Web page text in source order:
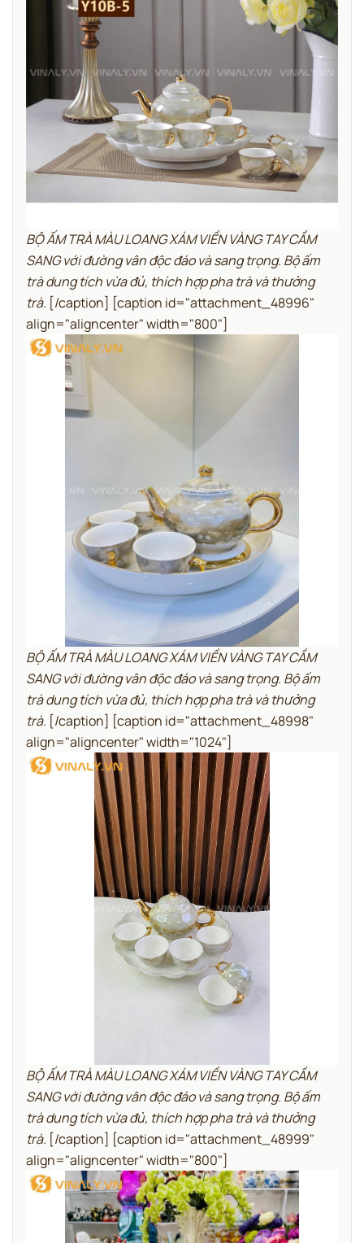
BỘ ẤM TRÀ MÀU LOANG XÁM VIỀN VÀNG TAY CẦM
SANG với đường vân độc đáo và sang trọng. Bộ ấm
trà dung tích vừa đủ, thích hợp pha trà và thưởng
trà. [/caption] [caption id="attachment_48996"
align="aligncenter" width="800"]
BỘ ẤM TRÀ MÀU LOANG XÁM VIỀN VÀNG TAY CẦM
SANG với đường vân độc đáo và sang trọng. Bộ ấm
trà dung tích vừa đủ, thích hợp pha trà và thưởng
trà. [/caption] [caption id="attachment_48998"
align="aligncenter" width="1024"]
BỘ ẤM TRÀ MÀU LOANG XÁM VIỀN VÀNG TAY CẦM
SANG với đường vân độc đáo và sang trọng. Bộ ấm
trà dung tích vừa đủ, thích hợp pha trà và thưởng
trà. [/caption] [caption id="attachment_48999"
align="aligncenter" width="800"]